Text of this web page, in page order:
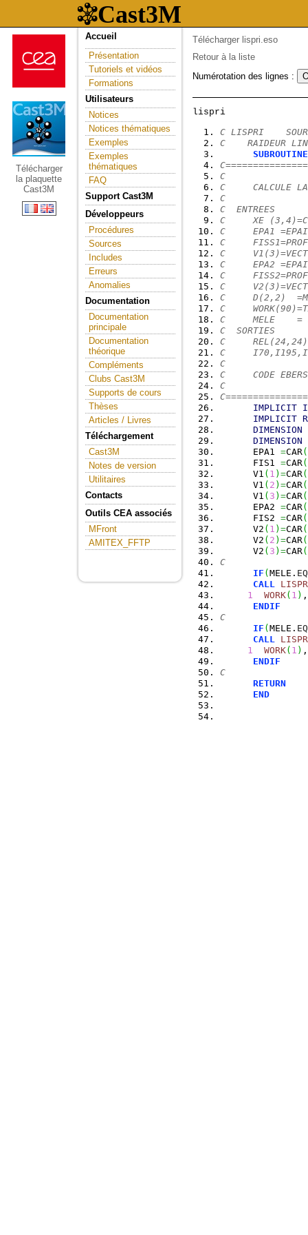
Télécharger
la plaquette
Cast3M
Accueil
Présentation
Tutoriels et vidéos
Formations
Utilisateurs
Notices
Notices thématiques
Exemples
Exemples
thématiques
FAQ
Support Cast3M
Développeurs
Procédures
Sources
Includes
Erreurs
Anomalies
Documentation
Documentation
principale
Documentation
théorique
Compléments
Clubs Cast3M
Supports de cours
Thèses
Articles / Livres
Téléchargement
Cast3M
Notes de version
Utilitaires
Contacts
Outils CEA associés
MFront
AMITEX_FFTP
Télécharger lispri.eso
Retour à la liste
Numérotation des lignes :
C LISPRI
C    RAIDEUR
SUBROUTINE
C
C     CALCULE LA
C
C  ENTREES
C     XE
C     EPA1
C
C
C     EPA2
C
C
C     D(2,2)
C
C     MELE    = 30
C  SORTIES
C
C
C
C     CODE
C
IMPLICIT
IMPLICIT
DIMENSION
DIMENSION
      EPA1
=CAR(
      FIS1
=CAR(
      V1
( 1 ) =CAR(
      V1
( 2 ) =CAR(
      V1
( 3 ) =CAR(
      EPA2
=CAR(
      FIS2
=CAR(
      V2
( 1 ) =CAR(
      V2
( 2 ) =CAR(
      V2
( 3 ) =CAR(
C
IF (MELE. EQ
CALL
1
WORK( 1 ) ,
ENDIF
C
IF (MELE. EQ
CALL
1
WORK( 1 ) ,
ENDIF
C
RETURN
END